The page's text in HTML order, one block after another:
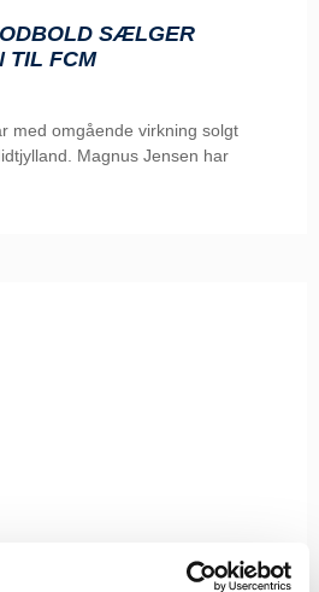
SÆLGER
TIL FCM
med omgående virkning solgt
Magnus Jensen har